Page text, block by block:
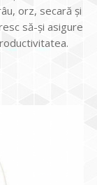
orz, secară și
să-şi asigure